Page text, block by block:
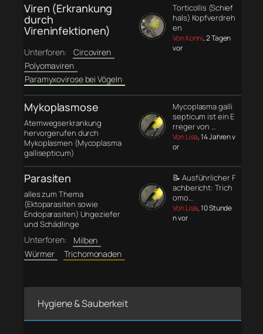
Viren (Erkrankung
durch
Vireninfektionen)
Unterforen:
Circoviren
Polyomaviren
Paramyxovirose bei Vögeln
Torticollis (Schief
hals) Kopfverdreh
en
Von Konni, 2 Tagen
vor
Mykoplasmose
Atemwegserkrankung
hervorgerufen durch
Mykoplasmen (Mycoplasma
gallisepticum)
Mycoplasma galli
septicum ist ein E
rreger von …
Von Lisa, 14 Jahren v
or
Parasiten
alles zum Thema
(Ektoparasiten sowie
Endoparasiten) Ungeziefer
und Schädlinge
Unterforen:
Milben
Würmer
Trichomonaden
📝 Ausführlicher F
achbericht: Trich
omo…
Von Lisa, 10 Stunde
n vor
Hygiene & Sauberkeit